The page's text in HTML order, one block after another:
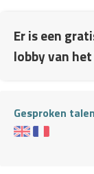
Er is een
lobby van
Gesproken talen